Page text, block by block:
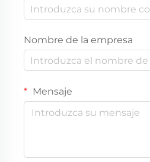
Nombre de la empresa
Mensaje